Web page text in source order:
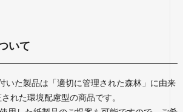
いて
いた製品は「適切に管理された森林」に由来
れた環境配慮型の商品です。